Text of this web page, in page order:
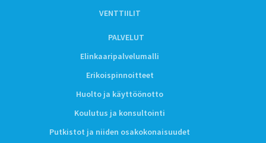
VENTTIILIT
PALVELUT
Elinkaaripalvelumalli
Erikoispinnoitteet
Huolto ja käyttöönotto
Koulutus ja konsultointi
Putkistot ja niiden osakokonaisuudet